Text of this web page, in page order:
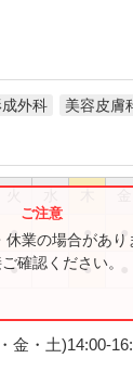
外科 美容皮膚
● ● ●
● ●
休業の場合があり
確認ください。
金・土)14:00-